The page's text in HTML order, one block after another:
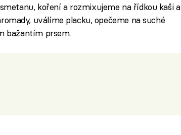
koření a rozmixujeme na řídkou kaši a
uválíme placku, opečeme na suché
bažantím prsem.